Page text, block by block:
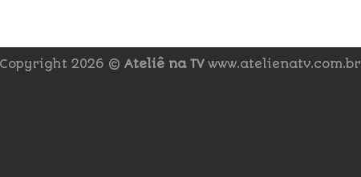
Copyright 2026 © Ateliê na TVwww.atelienatv.com.br